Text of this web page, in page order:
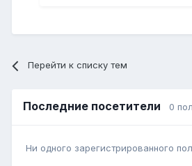
Перейти к списку тем
Последние посетители 0
Ни одного зарегистрированного